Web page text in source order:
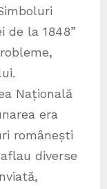
de la 1848”
Națională
era
românești
diverse